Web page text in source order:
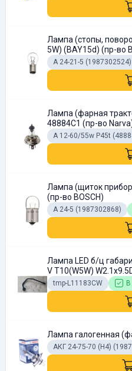
Лампа (стопы,
5W) (BAY15d) (пр-во
А 24-21-5 (1987302524)
Лампа (фарная
48884С1 (пр-во
А 12-60/55w P45t
Лампа (щиток
(пр-во BOSCH)
А 24-5 (1987302868)
Лампа LED б/ц
V T10(W5W)
tmp-L11183CW
Лампа галогенная
АКГ 24-75-70 (H4)